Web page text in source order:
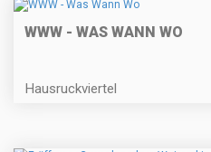
WWW - WAS WANN WO
Hausruckviertel